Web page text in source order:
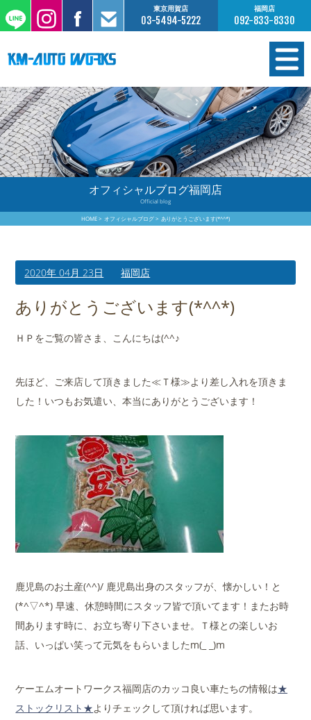
東京用賀店
03-5494-5222
福岡店
092-833-8330
在庫情報
オーダー販売
工場サービス
保証について
買取査定のご案内
店舗案内
会社概要
オフィシャルブログ福岡店
Official blog
HOME オフィシャルブログ ありがとうございます(*^^*)
2020年 04月 23日 福岡店
ありがとうございます(*^^*)
ＨＰをご覧の皆さま、こんにちは(^^♪
先ほど、ご来店して頂きました≪Ｔ様≫より差し入れを頂きま
した！いつもお気遣い、本当にありがとうございます！
鹿児島のお土産(^^)/ 鹿児島出身のスタッフが、懐かしい！と
(*^▽^*) 早速、休憩時間にスタッフ皆で頂いてます！またお時
間あります時に、お立ち寄り下さいませ。Ｔ様との楽しいお
話、いっぱい笑って元気をもらいましたm(_ _)m
ケーエムオートワークス福岡店のカッコ良い車たちの情報は★
ストックリスト★よりチェックして頂ければ思います。